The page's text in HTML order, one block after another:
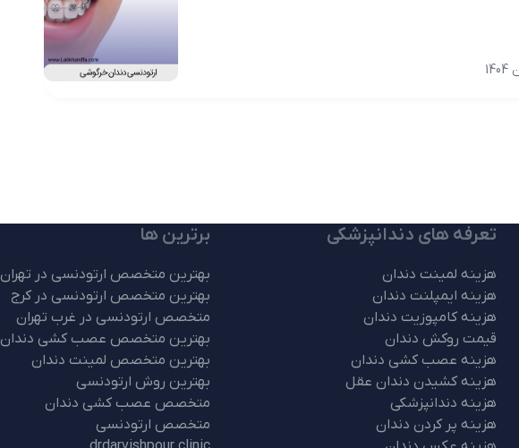
تعرفه های دندانپزشکی
هزینه لمینت دندان
هزینه ایمپلنت دندان
هزینه کامپوزیت دندان
قیمت روکش دندان
هزینه عصب کشی دندان
هزینه کشیدن دندان عقل
هزینه دندانپزشکی
هزینه پر کردن دندان
برترین ها
بهترین متخصص ارتودنسی در تهران
بهترین متخصص ارتودنسی در کرج
متخصص ارتودنسی در غرب تهران
بهترین متخصص عصب کشی دندان
بهترین متخصص لمینت دندان
بهترین روش ارتودنسی
متخصص عصب کشی دندان
متخصص ارتودنسی